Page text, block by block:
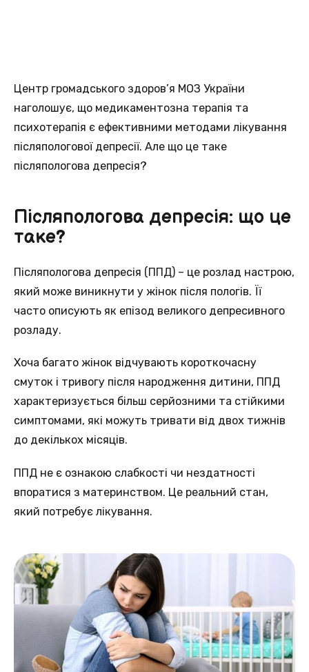
Центр громадського здоров’я МОЗ України
наголошує, що медикаментозна терапія та
психотерапія є ефективними методами лікування
післяпологової депресії. Але що це таке
післяпологова депресія?
Післяпологова депресія: що це
таке?
Післяпологова депресія (ППД) – це розлад настрою,
який може виникнути у жінок після пологів. Її
часто описують як епізод великого депресивного
розладу.
Хоча багато жінок відчувають короткочасну
смуток і тривогу після народження дитини, ППД
характеризується більш серйозними та стійкими
симптомами, які можуть тривати від двох тижнів
до декількох місяців.
ППД не є ознакою слабкості чи нездатності
впоратися з материнством. Це реальний стан,
який потребує лікування.